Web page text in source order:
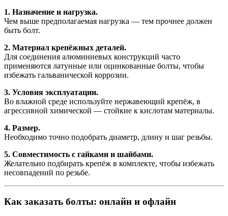
1. Назначение и нагрузка.
Чем выше предполагаемая нагрузка — тем прочнее должен
быть болт.
2. Материал крепёжных деталей.
Для соединения алюминиевых конструкций часто
применяются латунные или оцинкованные болты, чтобы
избежать гальванической коррозии.
3. Условия эксплуатации.
Во влажной среде используйте нержавеющий крепёж, в
агрессивной химической — стойкие к кислотам материалы.
4. Размер.
Необходимо точно подобрать диаметр, длину и шаг резьбы.
5. Совместимость с гайками и шайбами.
Желательно подбирать крепёж в комплекте, чтобы избежать
несовпадений по резьбе.
Как заказать болты: онлайн и офлайн